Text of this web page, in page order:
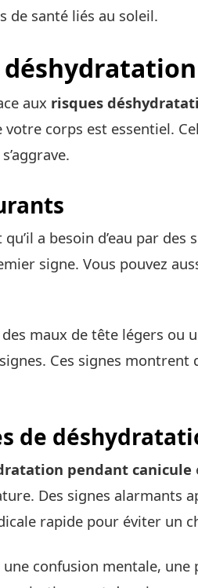
de santé liés au soleil.
aux risques
corps est essentiel.
a besoin d’eau par des
signe. Vous pouvez
maux de tête légers ou
Ces signes
de
pendant canicule
Des signes alarmants
rapide pour éviter un
confusion mentale, une